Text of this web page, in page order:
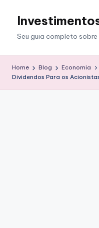
Seu guia completo
Home Blog Economia
Dividendos Para os